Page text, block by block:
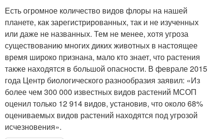
Есть огромное количество видов флоры на нашей
планете, как зарегистрированных, так и не изученных
или даже не названных. Тем не менее, хотя угроза
существованию многих диких животных в настоящее
время широко признана, мало кто знает, что растения
также находятся в большой опасности. В феврале 2015
года Центр биологического разнообразия заявил: «Из
более чем 300 000 известных видов растений МСОП
оценил только 12 914 видов, установив, что около 68%
оцениваемых видов растений находятся под угрозой
исчезновения».